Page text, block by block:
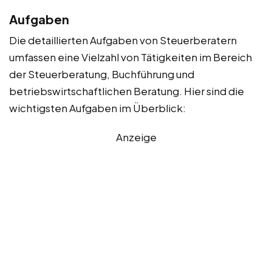
Aufgaben
Die detaillierten Aufgaben von Steuerberatern
umfassen eine Vielzahl von Tätigkeiten im Bereich
der Steuerberatung, Buchführung und
betriebswirtschaftlichen Beratung. Hier sind die
wichtigsten Aufgaben im Überblick:
Anzeige